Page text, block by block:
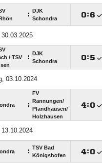
:
DJK
Schondra
:
/​ TSV
:
DJK
Schondra
:
03.10.2024
:
FV
Rannungen/​
Pfändhausen/​
Holzhausen
:
: TSV Bad
Königshofen
: